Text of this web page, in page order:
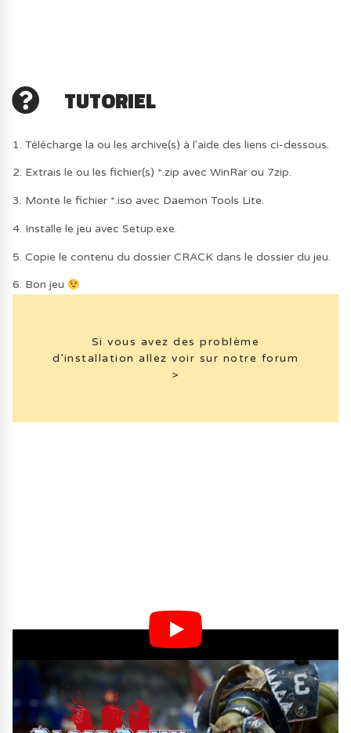
TUTORIEL
1. Télécharge la ou les archive(s) à l'aide des liens ci-dessous.
2. Extrais le ou les fichier(s) *.zip avec WinRar ou 7zip.
3. Monte le fichier *.iso avec Daemon Tools Lite.
4. Installe le jeu avec Setup.exe.
5. Copie le contenu du dossier CRACK dans le dossier du jeu.
6. Bon jeu
Si vous avez des problème
d’installation allez voir sur notre forum
>